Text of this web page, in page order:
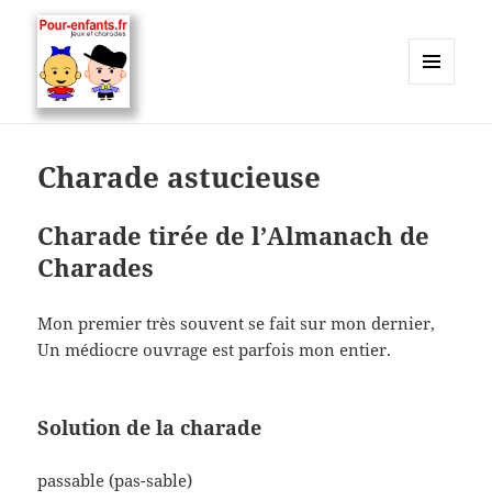
devinettes, pour enfants.
Charade astucieuse
Charade tirée de l’Almanach de
Charades
Mon premier très souvent se fait sur mon dernier,
Un médiocre ouvrage est parfois mon entier.
Solution de la charade
passable (pas-sable)